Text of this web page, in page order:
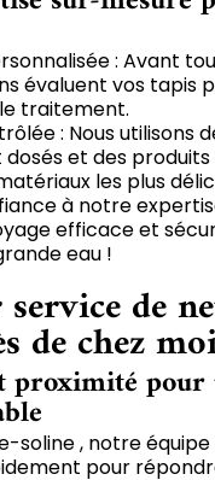
: Avant
évaluent vos tapis
traitement.
: Nous utilisons
et des
les plus
à notre
efficace et
eau !
de
de chez
proximité pour
soline , notre
pour